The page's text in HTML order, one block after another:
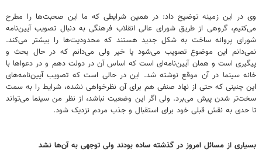
وی در این زمینه توضیح داد:‌ در همین شرایطی که ما این صحبت‌ها را مطرح
می‌کنیم، گروهی از طریق شورای عالی انقلاب فرهنگی به دنبال تصویب آیین‌نامه
شورای پروانه ساخت به شکل جدید هستند که محدودیت‌ها را بیشتر می‌کند.
نمی‌دانم این موضوع تصویب می‌شود یا خیر ولی می‌دانم که در حال بحث و
پیگیری است و همان آیین‌نامه‌ای است که اساس آن در دولت دهم و در دعواها با
خانه سینما در آن موقع نوشته شد. این در حالی است که تصویب آیین‌نامه‌های
این چنینی که حتی از نهاد صنفی هم برای آن نظرخواهی نشده، شرایط را به سمت
سخت‌تر شدن پیش‌ می‌برد. ولی اگر این وضعیت نباشد، از نظر من سینما می‌تواند
تا حدی به نقش قبلی خود برای استقبال و جذب مردم نزدیک شود.
بسیاری از مسائل امروز در گذشته ساده بودند ولی توجهی به آن‌ها نشد